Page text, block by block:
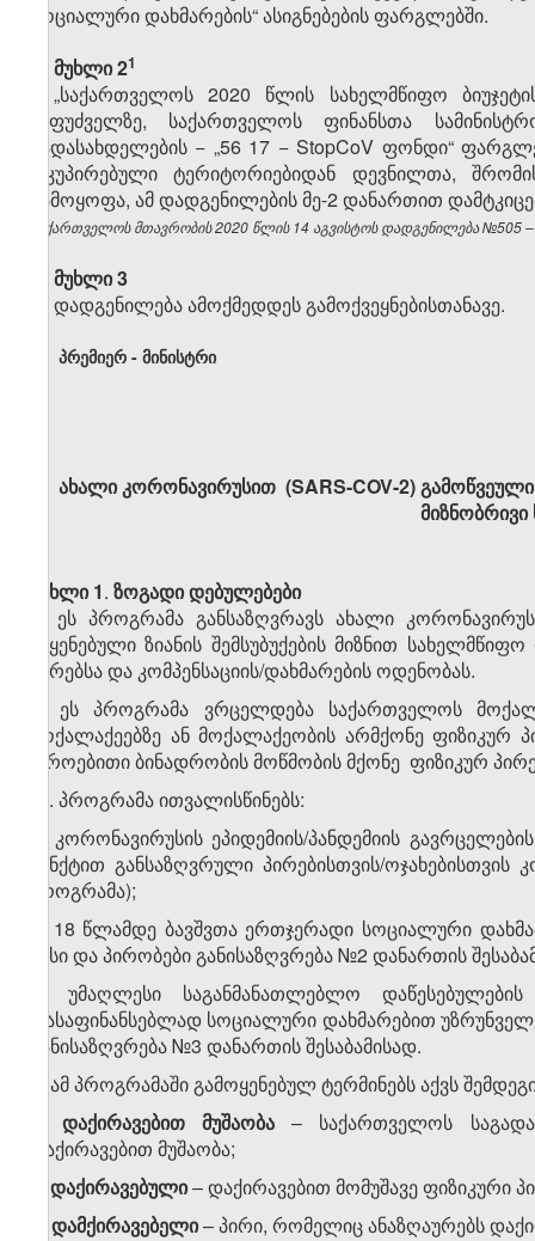
სოციალური დახმარების“ ასიგნებების ფარგლებში.
მუხლი 2​1
„საქართველოს 2020 წლის სახელმწიფო
საფუძველზე, საქართველოს ფინანსთა
გადასახდელების − „56 17 − StopCoV ფონდი“
ოკუპირებული ტერიტორიებიდან დევნილთა,
გამოყოფა, ამ დადგენილების მე-2 დანართით
საქართველოს მთავრობის 2020 წლის 14 აგვისტოს დადგენილება №505
მუხლი 3
დადგენილება ამოქმედდეს გამოქვეყნებისთანავე.
პრემიერ - მინისტრი
ახალი კორონავირუსით (SARS-COV-2) გამოწვეული
მუხლი1. ზოგადიდებულებები
1. ეს პროგრამა განსაზღვრავს ახალი
მიყენებული ზიანის შემსუბუქების მიზნით
პირებსა და კომპენსაციის/დახმარების ოდენობას.
2. ეს პროგრამა ვრცელდება საქართველოს
მოქალაქეებზე ან მოქალაქეობის არმქონე
დროებითი ბინადრობის მოწმობის მქონე ფიზიკურ
. პროგრამა ითვალისწინებს:
ა) კორონავირუსის ეპიდემიის/პანდემიის
პუნქტით განსაზღვრული პირებისთვის/ოჯახებისთვის
პროგრამა);
ბ) 18 წლამდე ბავშვთა ერთჯერადი სოციალური
წესი და პირობები განისაზღვრება №2 დანართის
გ) უმაღლესი საგანმანათლებლო
დასაფინანსებლად სოციალური დახმარებით
განისაზღვრება №3 დანართის შესაბამისად.
3. ამ პროგრამაში გამოყენებულ ტერმინებს აქვს
ა)დაქირავებით მუშაობა – საქართველოს
დაქირავებით მუშაობა;
დაქირავებული– დაქირავებით მომუშავე ფიზიკური
დამქირავებელი– პირი, რომელიც ანაზღაურებს